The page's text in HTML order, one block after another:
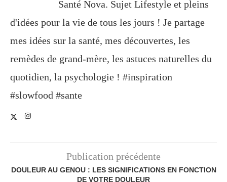
Santé Nova. Sujet Lifestyle et pleins
d'idées pour la vie de tous les jours ! Je partage
mes idées sur la santé, mes découvertes, les
remèdes de grand-mère, les astuces naturelles du
quotidien, la psychologie ! #inspiration
#slowfood #sante
Publication précédente
DOULEUR AU GENOU : LES SIGNIFICATIONS EN FONCTION
DE VOTRE DOULEUR